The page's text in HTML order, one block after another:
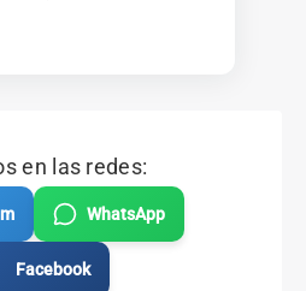
en las redes:
WhatsApp
Facebook